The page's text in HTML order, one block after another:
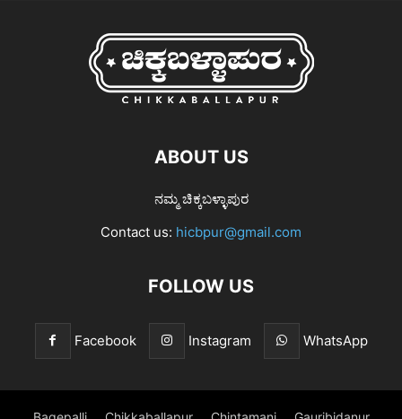
ABOUT US
ನಮ್ಮ ಚಿಕ್ಕಬಳ್ಳಾಪುರ
Contact us: hicbpur@gmail.com
FOLLOW US
Facebook Instagram WhatsApp